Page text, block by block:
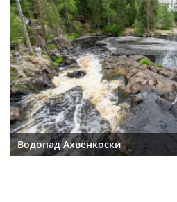
Водопад Ахвенкоски